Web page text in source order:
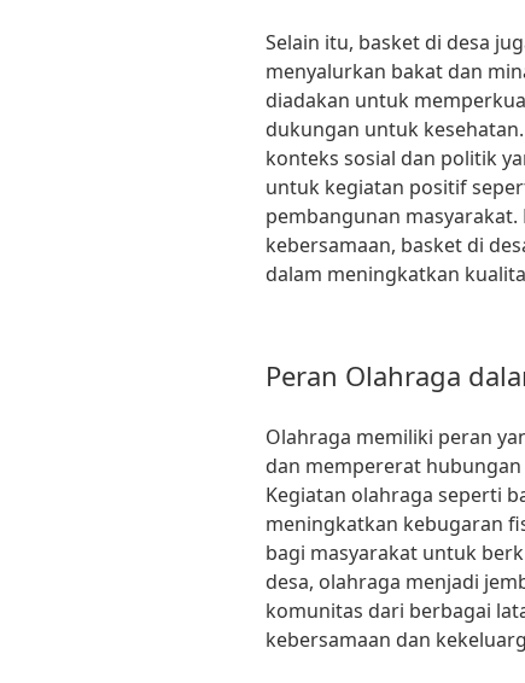
Selain itu, basket di desa
menyalurkan bakat dan
diadakan untuk
dukungan untuk
konteks sosial dan politik
untuk kegiatan positif
pembangunan
kebersamaan, basket di
dalam meningkatkan
Peran Olahraga
Olahraga memiliki peran
dan mempererat
Kegiatan olahraga seperti
meningkatkan kebugaran
bagi masyarakat untuk
desa, olahraga menjadi
komunitas dari berbagai
kebersamaan dan